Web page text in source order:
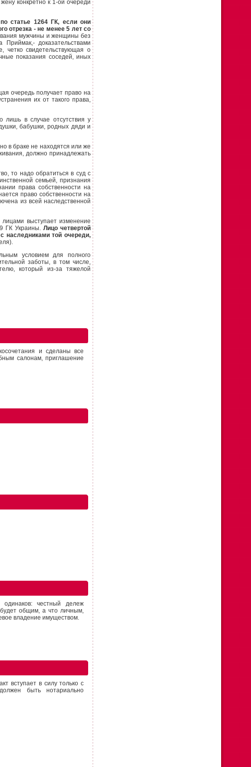
конкретно к 1-ой очереди
статье 1264 ГК, если они
отрезка - не менее 5 лет со
мужчины и женщины без
доказательствами
четко свидетельствующая о
показания соседей, иных
очередь получает право на
их от такого права,
в случае отсутствия у
бабушки, родных дяди и
в браке не находятся или же
должно принадлежать
то надо обратиться в суд с
семьей, признания
права собственности на
право собственности на
из всей наследственной
выступает изменение
ГК Украины.Лицо четвертой
наследниками той очереди,
условием для полного
заботы, в том числе,
который из-за тяжелой
и сделаны все
салонам, приглашение
честный дележ
будет общим, а что личным,
владение имуществом.
вступает в силу только с
быть нотариально